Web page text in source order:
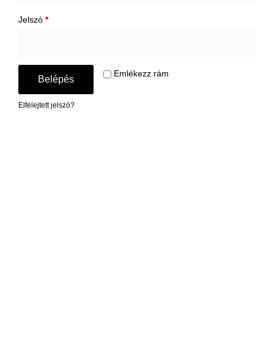
Jelszó *
Emlékezz rám
Belépés
Elfelejtett jelszó?